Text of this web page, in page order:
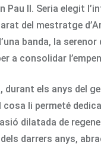
II. Seria elegit
del mestratge
banda, la
a consolidar
durant els anys del
li permeté
dilatada de
darrers anys,